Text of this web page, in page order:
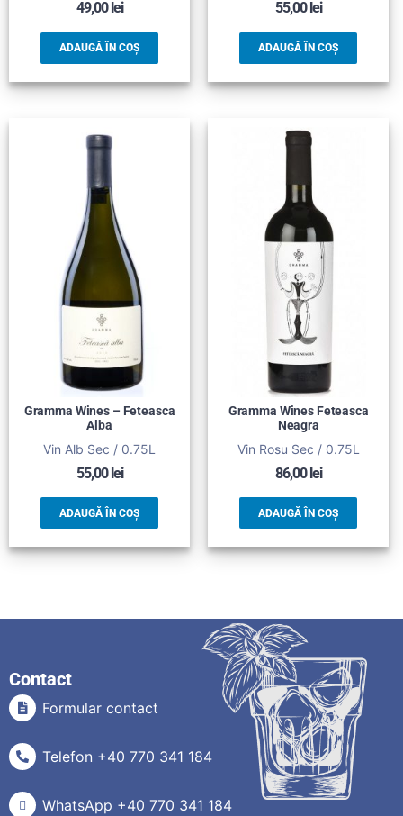
49,00 lei
ADAUGĂ ÎN COȘ
55,00 lei
ADAUGĂ ÎN COȘ
Gramma Wines – Feteasca
Alba
Vin Alb Sec / 0.75L
55,00lei
ADAUGĂ ÎN COȘ
Gramma Wines Feteasca
Neagra
Vin Rosu Sec / 0.75L
86,00lei
ADAUGĂ ÎN COȘ
Contact
Formular contact
Telefon +40 770 341 184
WhatsApp +40 770 341 184